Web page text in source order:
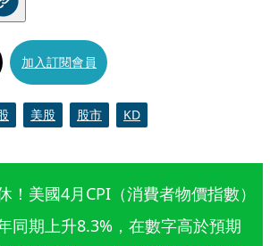
加入訂閱會員
美股 股市 KD
！美國4月CPI（消費者物價指數）
同期上升8.3%，在數字高於預期